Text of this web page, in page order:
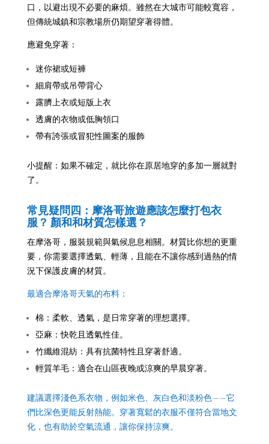
口，以避出現不必要的麻煩。 雖然在大城市可能較寬容，
但傳統城鎮和宗教場所仍期望穿著得體。
應避免穿著：
迷你裙或短褲
細肩帶或吊帶背心
露臍上衣或短版上衣
透膚的衣物或低胸領口
帶有誇張或冒犯性圖案的服飾
小提醒：如果不確定，就比你在原居地穿的多加一層就對
了。
常見疑問四：摩洛哥旅遊應該怎麼打包衣
服？ 顏和和材質怎樣選？
在摩洛哥，服裝規範與氣候息息相關。材質比你想的更重
要，你需要選擇透氣、輕薄，且能在不讓你感到過熱的情
況下保護皮膚的材質。
最適合摩洛哥天氣的布料：
棉：柔軟、透氣，是日常穿著的理想選擇。
亞麻：快乾且透氣性佳。
竹纖維混紡：具有抗菌特性且穿著舒適。
輕質羊毛：適合在山區夜晚或涼爽的早晨穿著。
建議選擇淺色系衣物，例如米色、灰白色和淡粉色——它
們比深色更能反射熱能。穿著寬鬆的衣服不僅符合當地文
化，也有助於空氣流通，讓你保持涼爽。